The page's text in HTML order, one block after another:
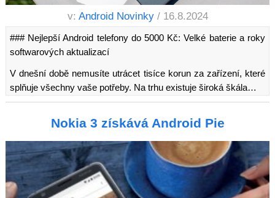
v: Android Novinky / 16.8.2024
### Nejlepší Android telefony do 5000 Kč: Velké baterie a roky
softwarových aktualizací
V dnešní době nemusíte utrácet tisíce korun za zařízení, které
splňuje všechny vaše potřeby. Na trhu existuje široká škála…
Nokia 3 získává Android Pie